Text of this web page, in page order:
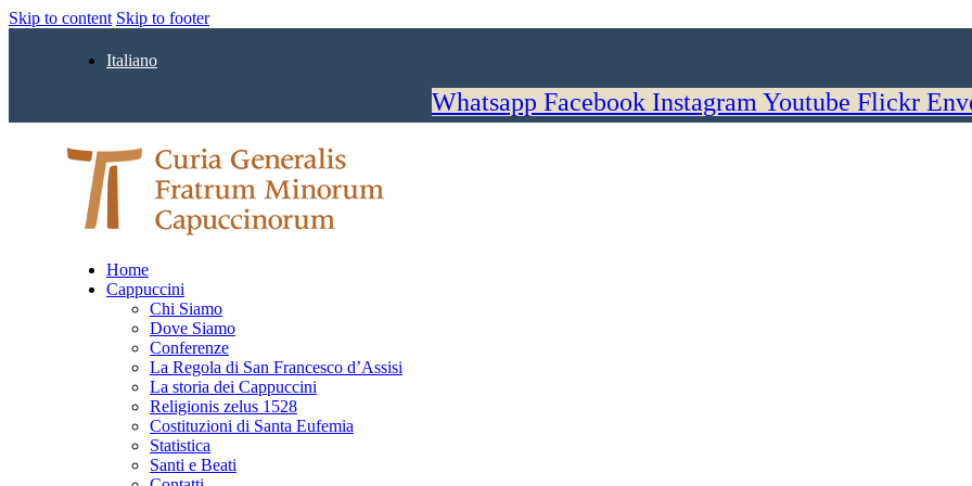
Skip to content Skip to footer
Italiano
Whatsapp Facebook Instagram Youtube Flickr
Home
Cappuccini
Chi Siamo
Dove Siamo
Conferenze
La Regola di San Francesco d’Assisi
La storia dei Cappuccini
Religionis zelus 1528
Costituzioni di Santa Eufemia
Statistica
Santi e Beati